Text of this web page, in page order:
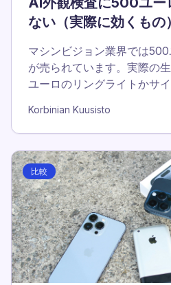
ない（実際に効くもの）
マシンビジョン業界では
が売られています。実際の
ユーロのリングライトかサ
Korbinian Kuusisto
比較